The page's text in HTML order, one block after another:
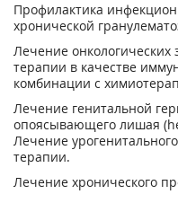
Профилактика
хронической
Лечение онкологических
терапии в качестве
комбинации с
Лечение генитальной
опоясывающего лишая
Лечение
терапии.
Лечение хронического